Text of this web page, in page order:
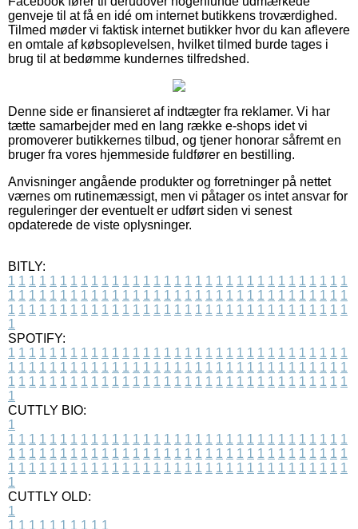
genveje til at få en idé om internet butikkens troværdighed.
Tilmed møder vi faktisk internet butikker hvor du kan aflevere
en omtale af købsoplevelsen, hvilket tilmed burde tages i
brug til at bedømme kundernes tilfredshed.
Denne side er finansieret af indtægter fra reklamer. Vi har
tætte samarbejder med en lang række e-shops idet vi
promoverer butikkernes tilbud, og tjener honorar såfremt en
bruger fra vores hjemmeside fuldfører en bestilling.
Anvisninger angående produkter og forretninger på nettet
værnes om rutinemæssigt, men vi påtager os intet ansvar for
reguleringer der eventuelt er udført siden vi senest
opdaterede de viste oplysninger.
BITLY:
1 1 1 1 1 1 1 1 1 1 1 1 1 1 1 1 1 1 1 1 1 1 1 1 1 1 1 1 1 1 1 1 1
1 1 1 1 1 1 1 1 1 1 1 1 1 1 1 1 1 1 1 1 1 1 1 1 1 1 1 1 1 1 1 1 1
1 1 1 1 1 1 1 1 1 1 1 1 1 1 1 1 1 1 1 1 1 1 1 1 1 1 1 1 1 1 1 1 1
1
SPOTIFY:
1 1 1 1 1 1 1 1 1 1 1 1 1 1 1 1 1 1 1 1 1 1 1 1 1 1 1 1 1 1 1 1 1
1 1 1 1 1 1 1 1 1 1 1 1 1 1 1 1 1 1 1 1 1 1 1 1 1 1 1 1 1 1 1 1 1
1 1 1 1 1 1 1 1 1 1 1 1 1 1 1 1 1 1 1 1 1 1 1 1 1 1 1 1 1 1 1 1 1
1
CUTTLY BIO:
1
1 1 1 1 1 1 1 1 1 1 1 1 1 1 1 1 1 1 1 1 1 1 1 1 1 1 1 1 1 1 1 1 1
1 1 1 1 1 1 1 1 1 1 1 1 1 1 1 1 1 1 1 1 1 1 1 1 1 1 1 1 1 1 1 1 1
1 1 1 1 1 1 1 1 1 1 1 1 1 1 1 1 1 1 1 1 1 1 1 1 1 1 1 1 1 1 1 1 1
1
CUTTLY OLD:
1
1 1 1 1 1 1 1 1 1 1